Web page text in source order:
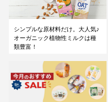
シンプルな原材料だけ。大人気♪
オーガニック植物性ミルクは種
類豊富！